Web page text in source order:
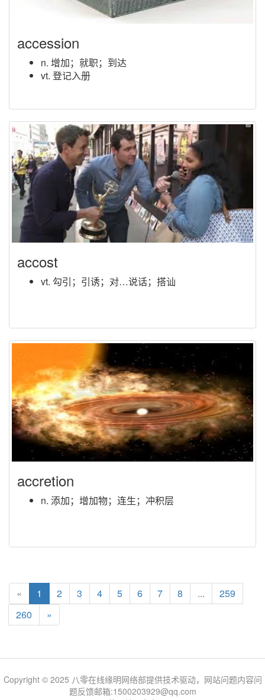
accession
n. 增加；就职；到达
vt. 登记入册
accost
vt. 勾引；引诱；对…说话；搭讪
accretion
n. 添加；增加物；连生；冲积层
« 1 2 3 4 5 6 7 8 ...
259
260
»
Copyright © 2025 八零在线缘明网络部提供技术驱动，网站问题内容问
题反馈邮箱:1500203929@qq.com